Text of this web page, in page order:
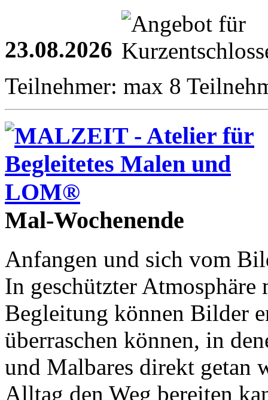
23.08.2026
Teilnehmer: max 8
Mal-Wochenende
Anfangen und sich vom
In geschützter Atmosphäre
Begleitung können Bilder
überraschen können, in
und Malbares direkt getan
Alltag den Weg bereiten